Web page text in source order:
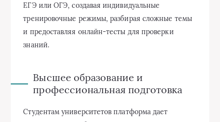
ЕГЭ или ОГЭ, создавая индивидуальные
тренировочные режимы, разбирая сложные темы
и предоставляя онлайн-тесты для проверки
знаний.
Высшее образование и
профессиональная подготовка
Студентам университетов платформа дает